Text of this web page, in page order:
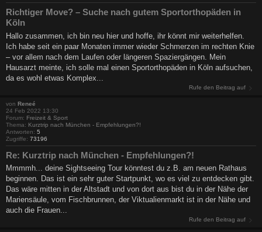
Richtiger Move? – Suche nach gutem Sportorthopäden in
Köln
Hallo zusammen, ich bin neu hier und hoffe, ihr könnt mir weiterhelfen.
Ich habe seit ein paar Monaten immer wieder Schmerzen im rechten Knie
– vor allem nach dem Laufen oder längeren Spaziergängen. Mein
Hausarzt meinte, ich solle mal einen Sportorthopäden in Köln aufsuchen,
da es wohl etwas Komplex...
Rufe den Beitrag auf
von Reneé
24 Feb 2022 13:30
Forum: Freizeit & Sport
Thema: Kurztrip nach München - Empfehlungen?!
Antworten: 5
Zugriffe: 73196
Re: Kurztrip nach München - Empfehlungen?!
Mmmmh... deine Sightseeing Tour könntest du z.B. am neuen Rathaus
beginnen. Das ist ein sehr guter Startpunkt, wo es viel zu entdecken gibt.
Das wäre mitten in der Altstadt und von dort aus bist du in der Nähe der
Mariensäule, vom Fischbrunnen, der Viktualienmarkt ist in der Nähe und
auch die Frauen...
Rufe den Beitrag auf